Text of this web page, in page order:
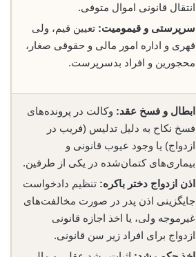
انتقال قانونی اموال متوفی.
سرپرستی و قیمومیت: تعیین قیم، ولی
قهری و اداره امور مالی و حقوقی صغار،
محجورین و افراد بدسرپرست.
ابطال و فسخ عقد: وکالت در پرونده‌های
فسخ نکاح به دلیل تدلیس (فریب در
ازدواج) یا وجود عیوب قانونی و
بیماری‌های کتمان‌شده در یکی از طرفین.
اذن ازدواج دختر باکره: تنظیم دادخواست
جایگزینی اذن پدر در صورت مخالفت‌های
غیرموجه ولی، یا اخذ اجازه قانونی
ازدواج برای افراد زیر سن قانونی.